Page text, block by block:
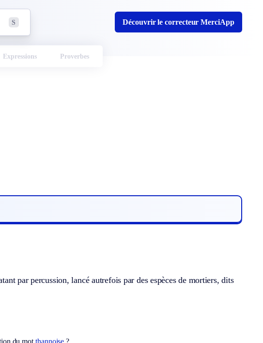
S Découvrir le correcteur MerciApp
Expressions Proverbes
par percussion, lancé autrefois par des espèces de mortiers, dits